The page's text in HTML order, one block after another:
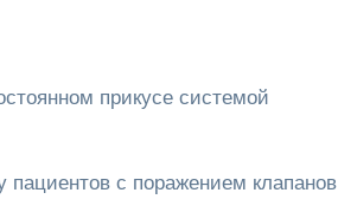
прикусе системой
пациентов с поражением клапанов